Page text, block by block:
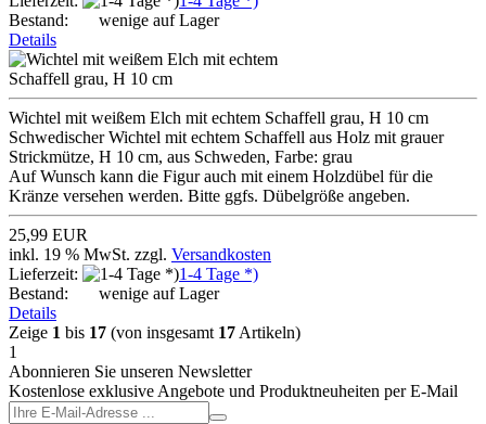
Bestand:
wenige auf Lager
Details
Wichtel mit weißem Elch mit echtem Schaffell grau, H 10 cm
Schwedischer Wichtel mit echtem Schaffell aus Holz mit grauer
Strickmütze, H 10 cm, aus Schweden, Farbe: grau
Auf Wunsch kann die Figur auch mit einem Holzdübel für die
Kränze versehen werden. Bitte ggfs. Dübelgröße angeben.
25,99 EUR
inkl. 19 % MwSt. zzgl. Versandkosten
Lieferzeit:
1-4 Tage *)
Bestand:
wenige auf Lager
Details
Zeige 1 bis 17 (von insgesamt 17 Artikeln)
1
Abonnieren Sie unseren Newsletter
Kostenlose exklusive Angebote und Produktneuheiten per E-Mail